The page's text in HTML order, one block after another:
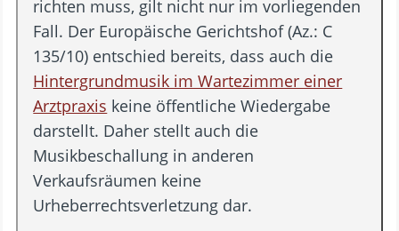
richten muss, gilt nicht nur im vorliegenden
Fall. Der Europäische Gerichtshof (Az.: C
135/10) entschied bereits, dass auch die
Hintergrundmusik im Wartezimmer einer
Arztpraxis keine öffentliche Wiedergabe
darstellt. Daher stellt auch die
Musikbeschallung in anderen
Verkaufsräumen keine
Urheberrechtsverletzung dar.